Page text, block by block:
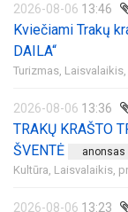
2026-08-06 13:46
Kviečiami Trakų
DAILA“
Turizmas,
2026-08-06 13:36
TRAKŲ KRAŠTO
ŠVENTĖ
anonsas
Kultūra, Laisvalaikis,
2026-08-06 13:23